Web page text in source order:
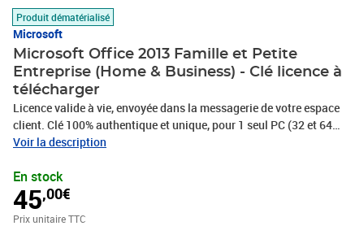
Produit dématérialisé
Microsoft
Microsoft Office 2013 Famille et Petite
Entreprise (Home & Business) - Clé licence à
télécharger
Licence valide à vie, envoyée dans la messagerie de votre espace
client. Clé 100% authentique et unique, pour 1 seul PC (32 et 64
bits). Logiciel à télécharger (DVD d'installation non fourni).
fiable ! Facture avec TVA.
Voir la description
En stock
45,00€
Prix unitaire TTC